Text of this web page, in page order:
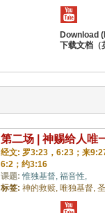
第二场 | 神赐给人唯
经文: 罗3:23，6:23；来
6:2；约3:16
课题:惟独基督, 福音性,
标签: 神的救赎, 唯独基督,